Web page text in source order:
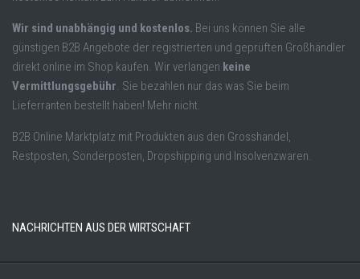
Wir sind unabhängig und kostenlos. Bei uns können Sie alle
günstigen B2B Angebote der registrierten und geprüften Großhändler
direkt online im Shop kaufen. Wir verlangen keine
Vermittlungsgebühr. Sie bezahlen nur das was Sie beim
Lieferranten bestellt haben! Mehr nicht.
B2B Online Marktplatz mit Produkten aus den Grosshandel,
Restposten, Sonderposten, Dropshipping und Insolvenzwaren.
NACHRICHTEN AUS DER WIRTSCHAFT